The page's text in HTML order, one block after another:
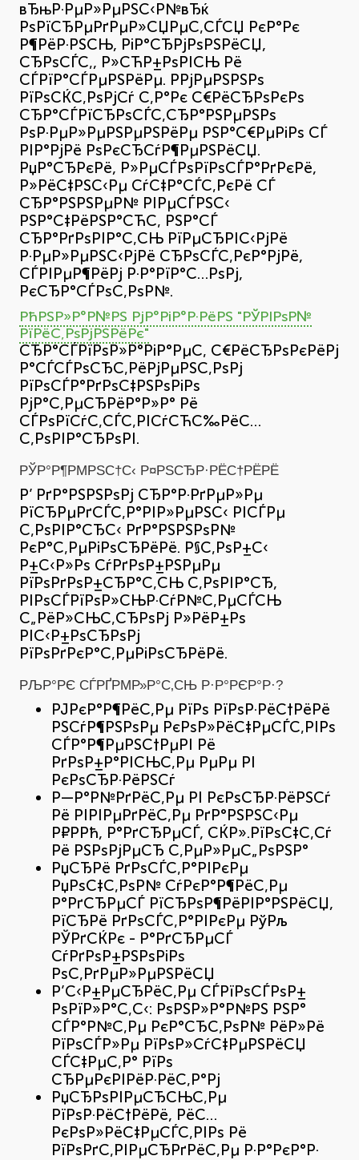
вЂњР·РµР»РµРЅС‹Р№вЂќ
РѕРїСЂРµРґРµР»СЏРµС‚СЃСЏ РєР°Рє
Р¶РёР·РЅСЊ, РіР°СЂРјРѕРЅРёСЏ,
СЂРѕСЃС‚, Р»СЋР±РѕРІСЊ Рё
СЃРїР°СЃРµРЅРёРµ. РРјРµРЅРЅРѕ
РїРѕСЌС‚РѕРјСѓ С‚Р°Рє С€РёСЂРѕРєРѕ
СЂР°СЃРїСЂРѕСЃС‚СЂР°РЅРµРЅРѕ
РѕР·РµР»РµРЅРµРЅРёРµ РЅР°С€РµРіРѕ СЃ
РІР°РјРё РѕРєСЂСѓР¶РµРЅРёСЏ.
РџР°СЂРєРё, Р»РµСЃРѕРїРѕСЃР°РґРєРё,
Р»РёС‡РЅС‹Рµ СѓС‡Р°СЃС‚РєРё СЃ
СЂР°РЅРЅРµР№ РІРµСЃРЅС‹
РЅР°С‡РёРЅР°СЋС‚ РЅР°СЃ
СЂР°РґРѕРІР°С‚СЊ РїРµСЂРІС‹РјРё
Р·РµР»РµРЅС‹РјРё СЂРѕСЃС‚РєР°РјРё,
СЃРІРµР¶РёРј Р·Р°РїР°С…РѕРј,
РєСЂР°СЃРѕС‚РѕР№.
РћРЅР»Р°Р№РЅ РјР°РіР°Р·РёРЅ "РЎРІРѕР№
РїРёС‚РѕРјРЅРёРє"
СЂР°СЃРїРѕР»Р°РіР°РµС‚ С€РёСЂРѕРєРёРј
Р°СЃСЃРѕСЂС‚РёРјРµРЅС‚РѕРј
РїРѕСЃР°РґРѕС‡РЅРѕРіРѕ
РјР°С‚РµСЂРёР°Р»Р° Рё
СЃРѕРїСѓС‚СЃС‚РІСѓСЋС‰РёС…
С‚РѕРІР°СЂРѕРІ.
РЎР°Р¶РΜРЅС†С‹ Р¤РЅСЂР·РЁС†РЁРЁ
Р’ РґР°РЅРЅРѕРј СЂР°Р·РґРµР»Рµ
РїСЂРµРґСЃС‚Р°РІР»РµРЅС‹ РІСЃРµ
С‚РѕРІР°СЂС‹ РґР°РЅРЅРѕР№
РєР°С‚РµРіРѕСЂРёРё. Р§С‚РѕР±С‹
Р±С‹Р»Рѕ СѓРґРѕР±РЅРµРµ
РїРѕРґРѕР±СЂР°С‚СЊ С‚РѕРІР°СЂ,
РІРѕСЃРїРѕР»СЊР·СѓР№С‚РµСЃСЊ
С„РёР»СЊС‚СЂРѕРј Р»РёР±Рѕ
РІС‹Р±РѕСЂРѕРј
РїРѕРґРєР°С‚РµРіРѕСЂРёРё.
РЉР°РЄ СЃРҐРΜР»Р°С‚СЊ Р·Р°РЄР°Р·?
РЈРєР°Р¶РёС‚Рµ РїРѕ РїРѕР·РёС†РёРё
РЅСѓР¶РЅРѕРµ РєРѕР»РёС‡РµСЃС‚РІРѕ
СЃР°Р¶РµРЅС†РµРІ Рё
РґРѕР±Р°РІСЊС‚Рµ РµРµ РІ
РєРѕСЂР·РёРЅСѓ
Р—Р°Р№РґРёС‚Рµ РІ РєРѕСЂР·РёРЅСѓ
Рё РІРІРµРґРёС‚Рµ РґР°РЅРЅС‹Рµ
Р¤РРћ, Р°РґСЂРµСЃ, СЌР».РїРѕС‡С‚Сѓ
Рё РЅРѕРјРµСЂ С‚РµР»РµС„РѕРЅР°
РџСЂРё РґРѕСЃС‚Р°РІРєРµ
РџРѕС‡С‚РѕР№ СѓРєР°Р¶РёС‚Рµ
Р°РґСЂРµСЃ РїСЂРѕР¶РёРІР°РЅРёСЏ,
РїСЂРё РґРѕСЃС‚Р°РІРєРµ РўРљ
РЎРґСЌРє - Р°РґСЂРµСЃ
СѓРґРѕР±РЅРѕРіРѕ
РѕС‚РґРµР»РµРЅРёСЏ
Р’С‹Р±РµСЂРёС‚Рµ СЃРїРѕСЃРѕР±
РѕРїР»Р°С‚С‹: РѕРЅР»Р°Р№РЅ РЅР°
СЃР°Р№С‚Рµ РєР°СЂС‚РѕР№ РёР»Рё
РїРѕСЃР»Рµ РїРѕР»СѓС‡РµРЅРёСЏ
СЃС‡РµС‚Р° РїРѕ
СЂРµРєРІРёР·РёС‚Р°Рј
РџСЂРѕРІРµСЂСЊС‚Рµ
РїРѕР·РёС†РёРё, РёС…
РєРѕР»РёС‡РµСЃС‚РІРѕ Рё
РїРѕРґС‚РІРµСЂРґРёС‚Рµ Р·Р°РєР°Р·